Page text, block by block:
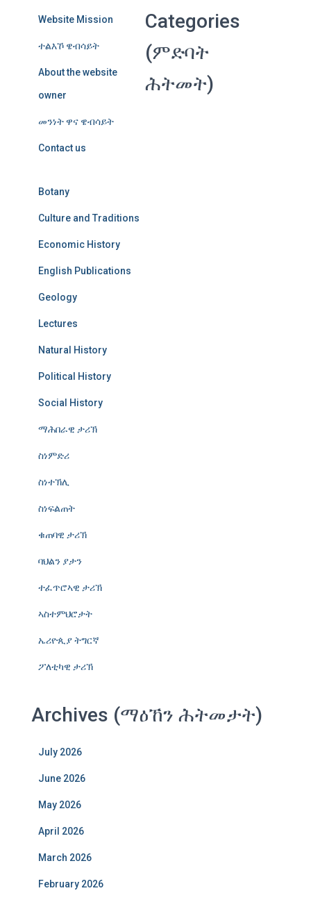
Website Mission
ተልእኾ ዌብሳይት
About the website
owner
መንነት ዋና ዌብሳይት
Contact us
Categories
(ምድባት
ሕትመት)
Botany
Culture and Traditions
Economic History
English Publications
Geology
Lectures
Natural History
Political History
Social History
ማሕበራዊ ታሪኽ
ስነምድሪ
ስነተኽሊ
ስነፍልጠት
ቁጠባዊ ታሪኽ
ባህልን ያታን
ተፈጥሮኣዊ ታሪኽ
ኣስተምህሮታት
ኤሪዮጲያ ትግርኛ
ፖለቲካዊ ታሪኽ
Archives (ማዕኸን ሕትመታት)
July 2026
June 2026
May 2026
April 2026
March 2026
February 2026